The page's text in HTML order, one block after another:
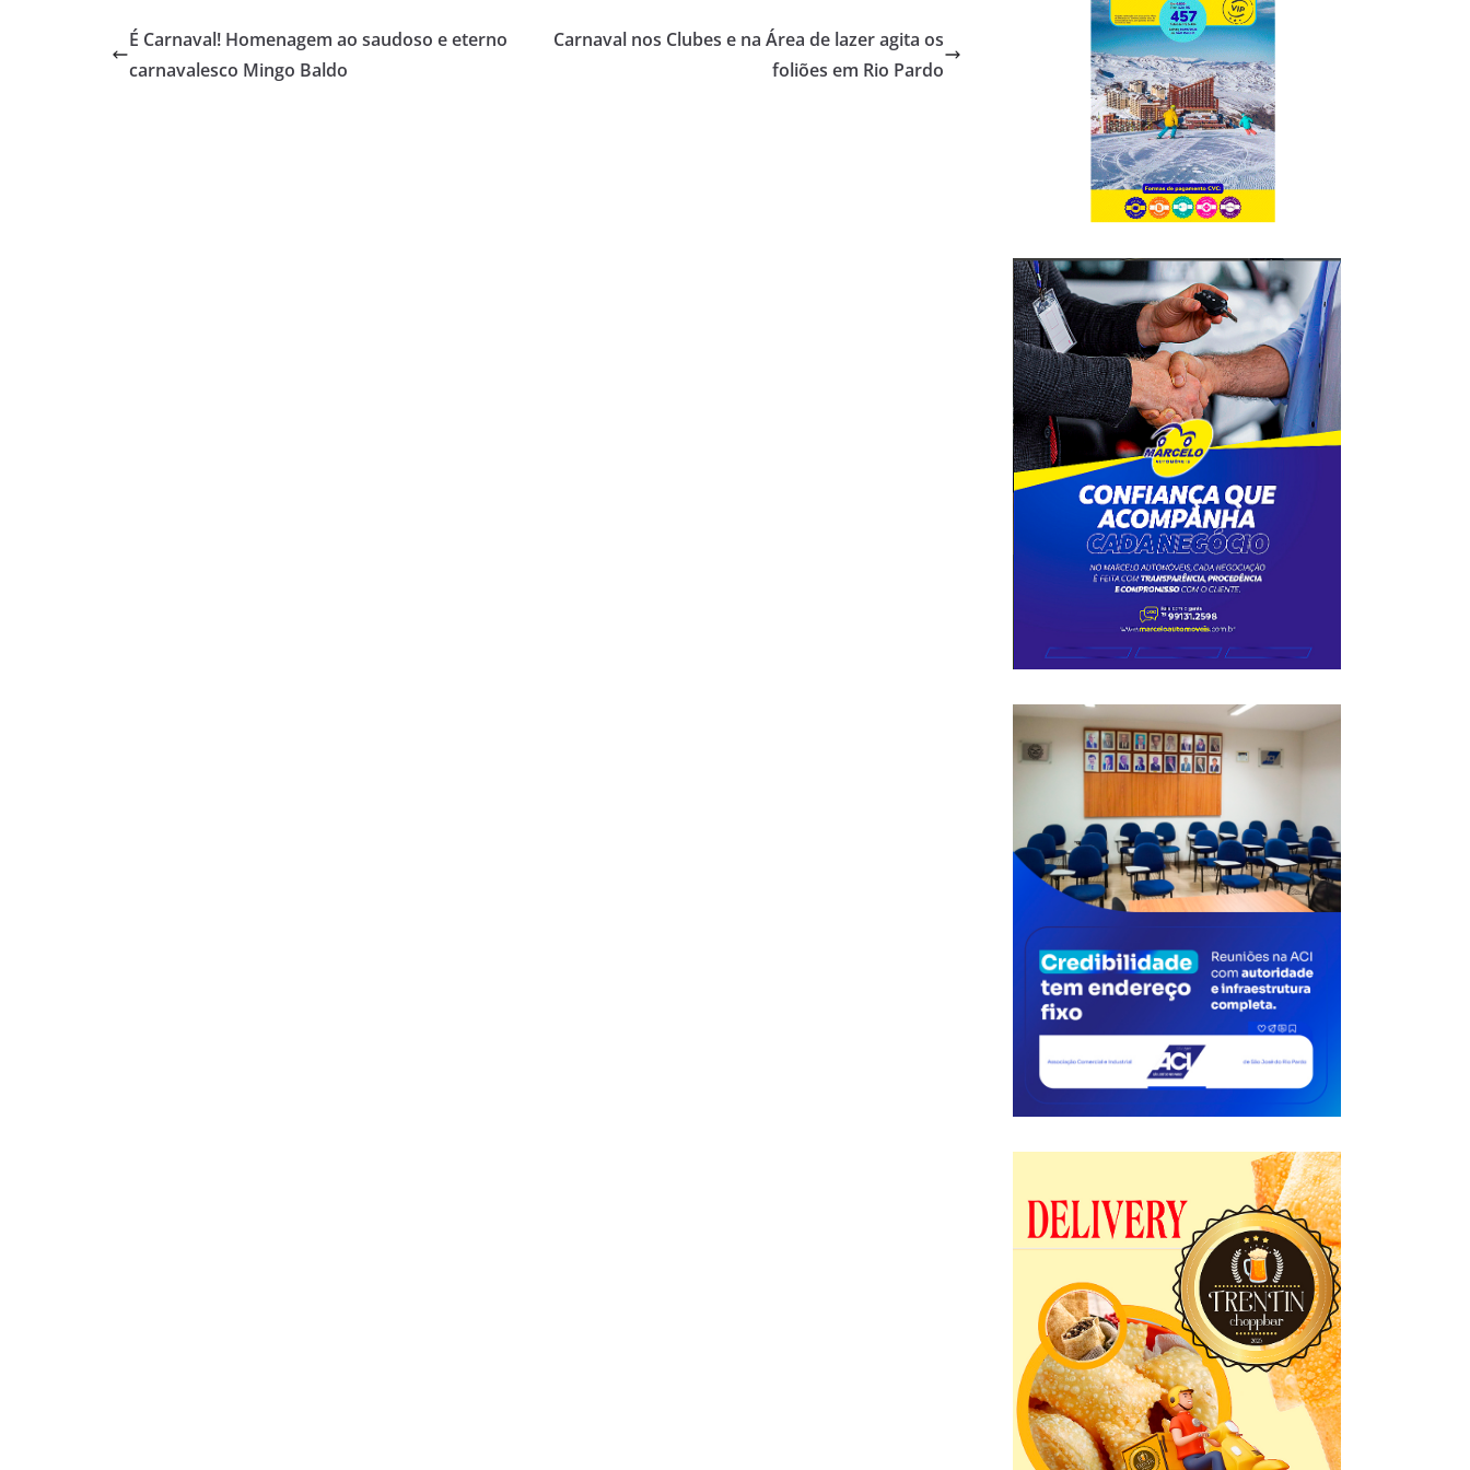
É Carnaval! Homenagem ao saudoso e eterno
carnavalesco Mingo Baldo
Carnaval nos Clubes e na Área de lazer agita os
foliões em Rio Pardo